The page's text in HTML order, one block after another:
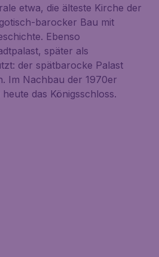
etwa, die älteste Kirche der
barocker Bau mit
Ebenso
später als
der spätbarocke Palast
Im Nachbau der 1970er
das Königsschloss.